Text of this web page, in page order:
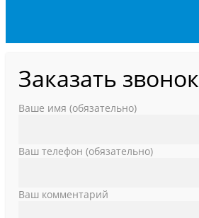
Заказать звонок
Ваше имя (обязательно)
Ваш телефон (обязательно)
Ваш комментарий